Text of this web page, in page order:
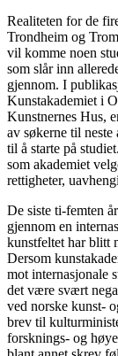
Realiteten for de
Trondheim og
vil komme noen
som slår inn
gjennom. I
Kunstakademiet i
Kunstnernes Hus,
av søkerne til
til å starte på
som akademiet
rettigheter,
De siste ti-femten
gjennom en
kunstfeltet har blitt
Dersom
mot internasjonale
det være svært
ved norske kunst-
brev til
forsknings- og